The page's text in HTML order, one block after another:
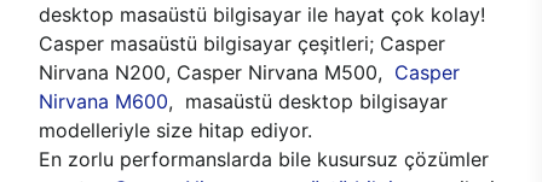
desktop masaüstü bilgisayar ile hayat çok kolay!
Casper masaüstü bilgisayar çeşitleri; Casper
Nirvana N200, Casper Nirvana M500, Casper
Nirvana M600, masaüstü desktop bilgisayar
modelleriyle size hitap ediyor.
En zorlu performanslarda bile kusursuz çözümler